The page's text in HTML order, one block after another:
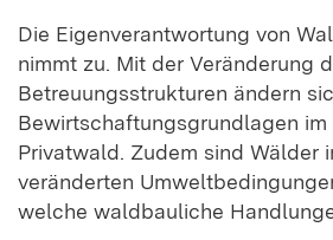
Die Eigenverantwortung von
nimmt zu. Mit der Veränderung
Betreuungsstrukturen ändern
Bewirtschaftungsgrundlagen im
Privatwald. Zudem sind Wälder
veränderten
welche waldbauliche